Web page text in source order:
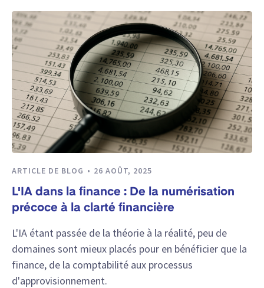
ARTICLE DE BLOG 26 AOÛT, 2025
L'IA dans la finance : De la numérisation
précoce à la clarté financière
L'IA étant passée de la théorie à la réalité, peu de
domaines sont mieux placés pour en bénéficier que la
finance, de la comptabilité aux processus
d'approvisionnement.